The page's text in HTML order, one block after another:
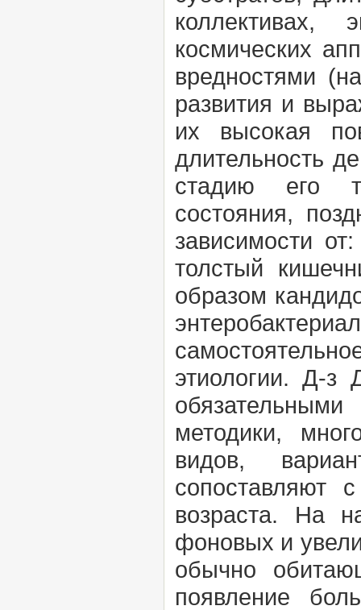
коллективах,
космических
вредностями
развития и
их высокая
длительность
стадию его
состояния,
зависимости
толстый
образом
этиологии. Д-з
методики,
видов,
сопоставляют
возраста. На
фоновых и
обычно
появление